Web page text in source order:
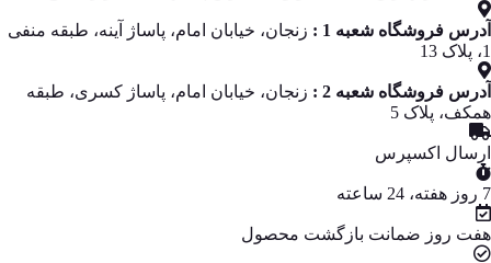
آدرس فروشگاه شعبه 1 :
زنجان، خیابان امام، پاساژ آینه، طبقه منفی
1، پلاک 13
آدرس فروشگاه شعبه 2 :
زنجان، خیابان امام، پاساژ کسری، طبقه
همکف، پلاک 5
ارسال اکسپرس
7 روز هفته، 24 ساعته
هفت روز ضمانت بازگشت محصول